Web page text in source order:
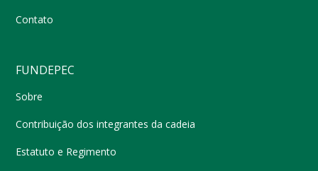
Contato
FUNDEPEC
Sobre
Contribuição dos integrantes da cadeia
Estatuto e Regimento